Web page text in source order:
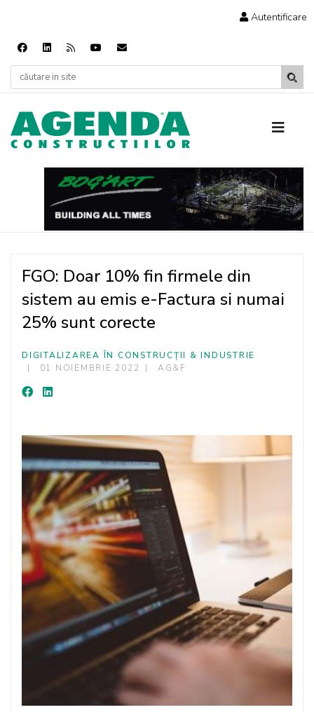
Autentificare
FGO: Doar 10% fin firmele din
sistem au emis e-Factura si numai
25% sunt corecte
DIGITALIZAREA ÎN CONSTRUCȚII & INDUSTRIE
01 NOIEMBRIE 2022
AG&F